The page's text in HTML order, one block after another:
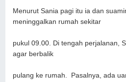
Menurut Sania pagi itu ia dan
meninggalkan rumah sekitar
pukul 09.00. Di tengah perjalanan,
agar berbalik
pulang ke rumah. Pasalnya, ada